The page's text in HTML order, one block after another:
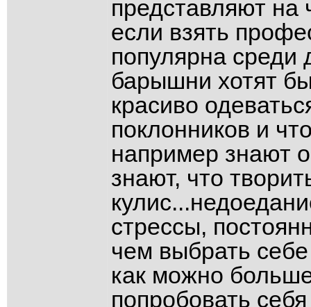
представляют на
если взять
популярна среди
барышни хотят
красиво
поклонников и
например знают
знают, что
стрессы,
чем выбрать
как можно
попробовать